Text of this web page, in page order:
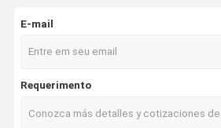
E-mail
Requerimento